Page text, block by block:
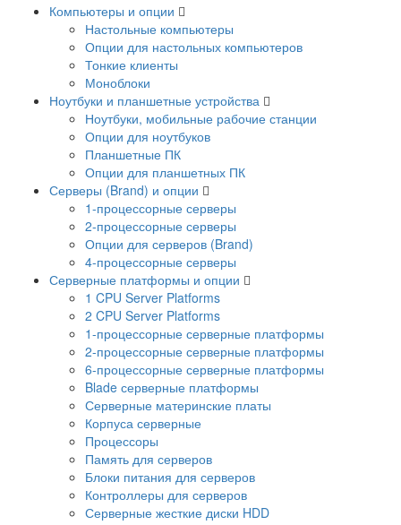
Компьютеры и опции
Настольные компьютеры
Опции для настольных компьютеров
Тонкие клиенты
Моноблоки
Ноутбуки и планшетные устройства
Ноутбуки, мобильные рабочие станции
Опции для ноутбуков
Планшетные ПК
Опции для планшетных ПК
Серверы (Brand) и опции
1-процессорные серверы
2-процессорные серверы
Опции для серверов (Brand)
4-процессорные серверы
Серверные платформы и опции
1 CPU Server Platforms
2 CPU Server Platforms
1-процессорные серверные платформы
2-процессорные серверные платформы
6-процессорные серверные платформы
Blade серверные платформы
Серверные материнские платы
Корпуса серверные
Процессоры
Память для серверов
Блоки питания для серверов
Контроллеры для серверов
Серверные жесткие диски HDD